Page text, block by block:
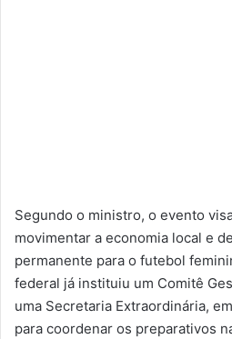
Segundo o ministro, o evento
movimentar a economia local e
permanente para o futebol
federal já instituiu um Comitê
uma Secretaria Extraordinária,
para coordenar os preparativos